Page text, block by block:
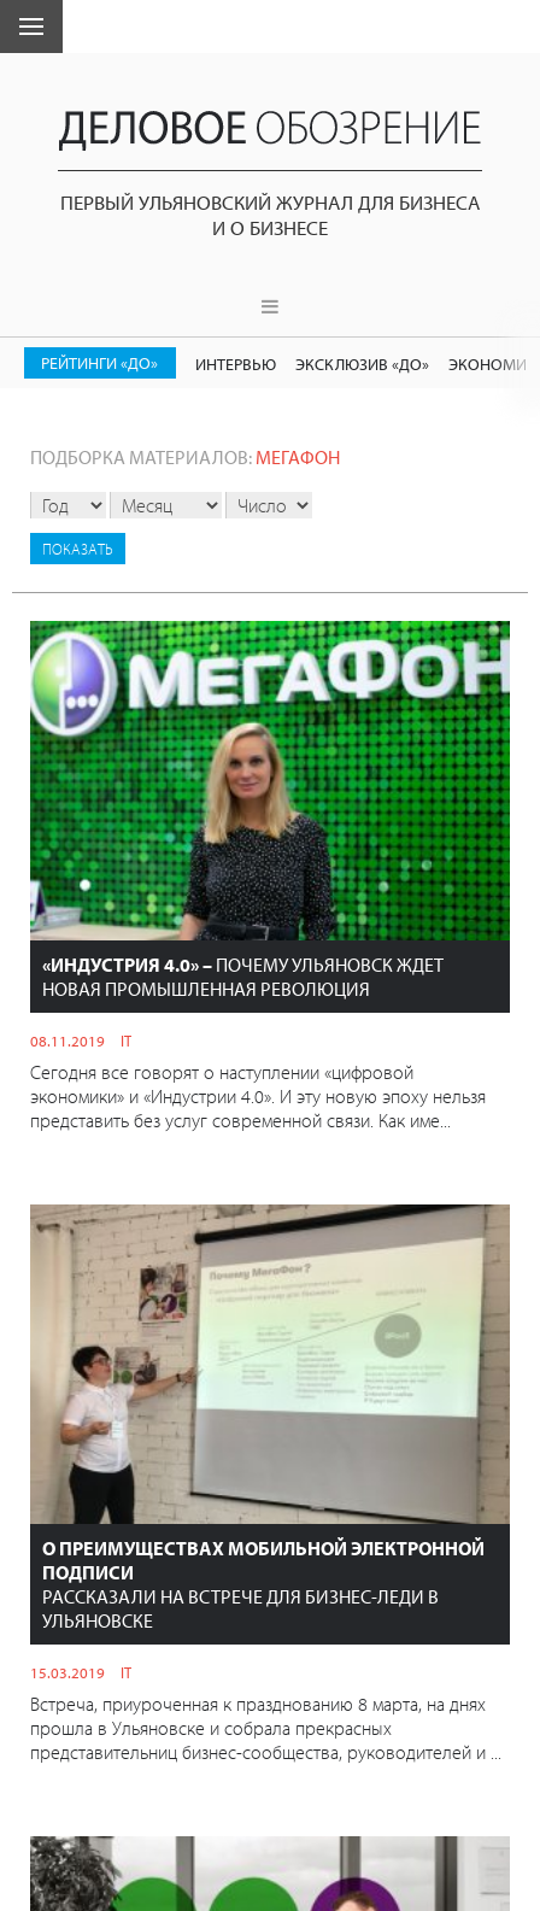
ПЕРВЫЙ УЛЬЯНОВСКИЙ ЖУРНАЛ ДЛЯ БИЗНЕСА
И О БИЗНЕСЕ
РЕЙТИНГИ «ДО» ИНТЕРВЬЮ ЭКСКЛЮЗИВ «ДО»
ПОДБОРКА МАТЕРИАЛОВ: МЕГАФОН
«ИНДУСТРИЯ 4.0» – ПОЧЕМУ УЛЬЯНОВСК ЖДЕТ
НОВАЯ ПРОМЫШЛЕННАЯ РЕВОЛЮЦИЯ
08.11.2019 IT
Сегодня все говорят о наступлении «цифровой
экономики» и «Индустрии 4.0». И эту новую эпоху нельзя
представить без услуг современной связи. Как име...
О ПРЕИМУЩЕСТВАХ МОБИЛЬНОЙ ЭЛЕКТРОННОЙ
ПОДПИСИ
РАССКАЗАЛИ НА ВСТРЕЧЕ ДЛЯ БИЗНЕС-ЛЕДИ В
УЛЬЯНОВСКЕ
15.03.2019 IT
Встреча, приуроченная к празднованию 8 марта, на днях
прошла в Ульяновске и собрала прекрасных
представительниц бизнес-сообщества, руководителей и ...